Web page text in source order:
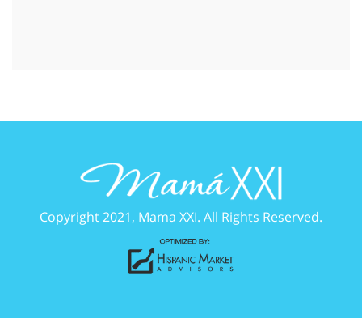
Copyright 2021, Mama XXI. All Rights Reserved.